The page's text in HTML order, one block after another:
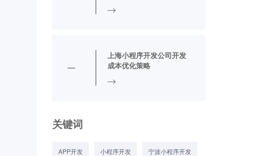
上海小程序开发公司开发
成本优化策略
关键词
APP开发 小程序开发 宁波小程序开发